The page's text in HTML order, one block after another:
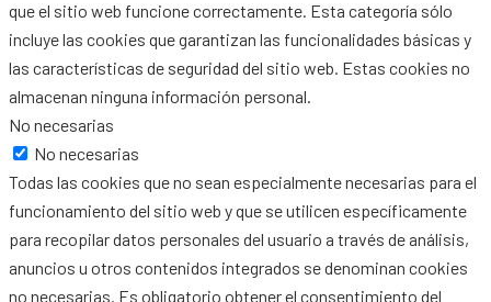
que el sitio web funcione correctamente. Esta categoría sólo
incluye las cookies que garantizan las funcionalidades básicas y
las características de seguridad del sitio web. Estas cookies no
almacenan ninguna información personal.
No necesarias
No necesarias
Todas las cookies que no sean especialmente necesarias para el
funcionamiento del sitio web y que se utilicen específicamente
para recopilar datos personales del usuario a través de análisis,
anuncios u otros contenidos integrados se denominan cookies
no necesarias. Es obligatorio obtener el consentimiento del